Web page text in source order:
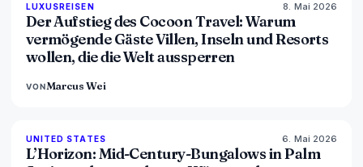
82% 81
LUXUSREISEN 8. Mai 2026
Der Aufstieg des Cocoon Travel: Warum
vermögende Gäste Villen, Inseln und Resorts
wollen, die die Welt aussperren
VONMarcus Wei
92% 68
UNITED STATES 6. Mai 2026
L’Horizon: Mid-Century-Bungalows in Palm